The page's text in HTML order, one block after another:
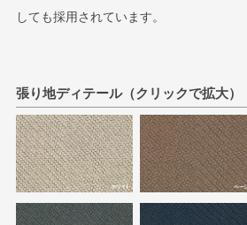
しても採用されています。
張り地ディテール（クリックで拡大）